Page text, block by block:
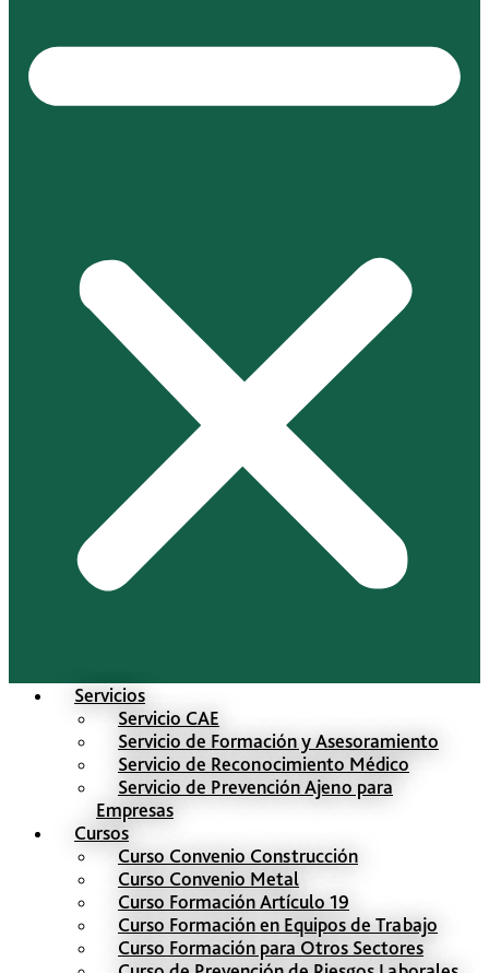
Servicios
Servicio CAE
Servicio de Formación y Asesoramiento
Servicio de Reconocimiento Médico
Servicio de Prevención Ajeno para
Empresas
Cursos
Curso Convenio Construcción
Curso Convenio Metal
Curso Formación Artículo 19
Curso Formación en Equipos de Trabajo
Curso Formación para Otros Sectores